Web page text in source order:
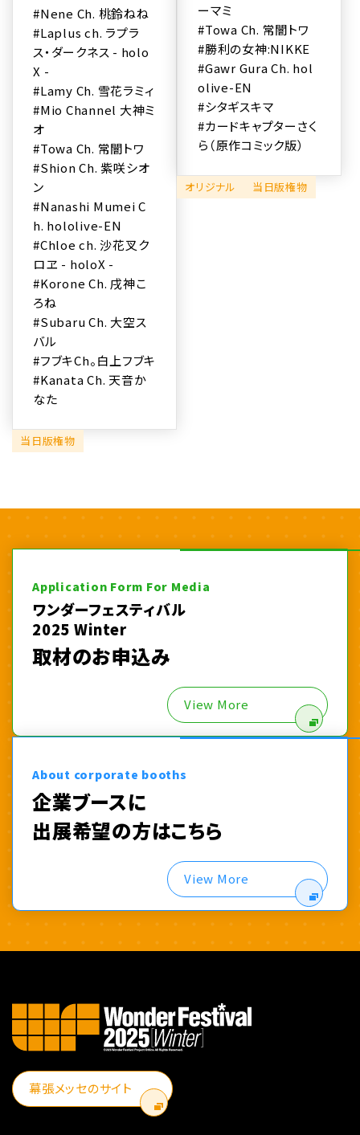
#Nene Ch. 桃鈴ねね
#Laplus ch. ラプラ
ス・ダークネス - holo
X -
#Lamy Ch. 雪花ラミィ
#Mio Channel 大神ミ
オ
#Towa Ch. 常闇トワ
#Shion Ch. 紫咲シオ
ン
#Nanashi Mumei C
h. hololive-EN
#Chloe ch. 沙花叉ク
ロヱ - holoX -
#Korone Ch. 戌神こ
ろね
#Subaru Ch. 大空ス
バル
#フブキCh。白上フブキ
#Kanata Ch. 天音か
なた
当日版権物
ーマミ
#Towa Ch. 常闇トワ
#勝利の女神:NIKKE
#Gawr Gura Ch. hol
olive-EN
#シタギスキマ
#カードキャプターさく
ら（原作コミック版）
オリジナル 当日版権物
Application Form For Media
ワンダーフェスティバル
2025 Winter
取材のお申込み
View More
About corporate booths
企業ブースに
出展希望の方はこちら
View More
幕張メッセのサイト